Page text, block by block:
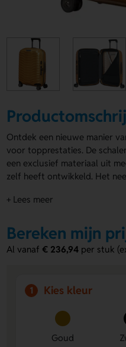
Ontdek een nieuwe manier
voor topprestaties. De
een exclusief materiaal uit
zelf heeft ontwikkeld. Het
veerkrachtig en licht. De
jouw behoeften te voldoen.
profiteer je met het nieuwe
Samsonite bovendien van
geeft maar liefst 10 jaar
collectie is een lichtgewicht
uitbreidbaar is dankzij de
+ Lees meer
Bereken mijn
Al vanaf€ 236,94 per stuk
1 Kies kleur
Goud